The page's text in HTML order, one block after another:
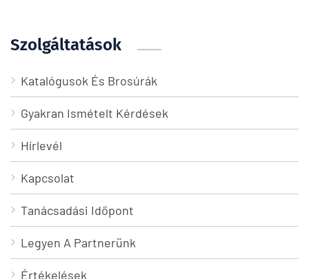
Szolgáltatások
Katalógusok És Brosúrák
Gyakran Ismételt Kérdések
Hírlevél
Kapcsolat
Tanácsadási Időpont
Legyen A Partnerünk
Értékelések